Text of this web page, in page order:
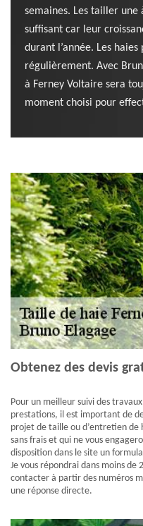
semaines. Les tailler
suffisant car leur
durant l’année. Les
régulièrement. Avec
à Ferney Voltaire sera
moment choisi pour
Obtenez des devis
Pour un meilleur suivi des
prestations, il est important de
projet de taille ou d’entretien de
sans frais et qui ne vous
disposition dans le site un
Je vous répondrai dans moins de
contacter à partir des numéros
une réponse directe.